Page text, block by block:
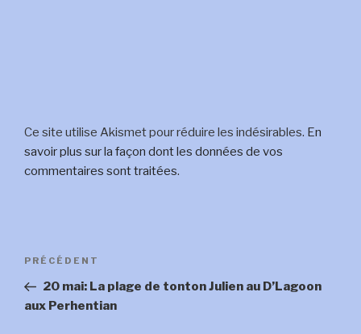
Ce site utilise Akismet pour réduire les indésirables. En
savoir plus sur la façon dont les données de vos
commentaires sont traitées.
Navigation
l’article
Article
précédent
PRÉCÉDENT
20 mai: La plage de tonton Julien au D’Lagoon
aux Perhentian